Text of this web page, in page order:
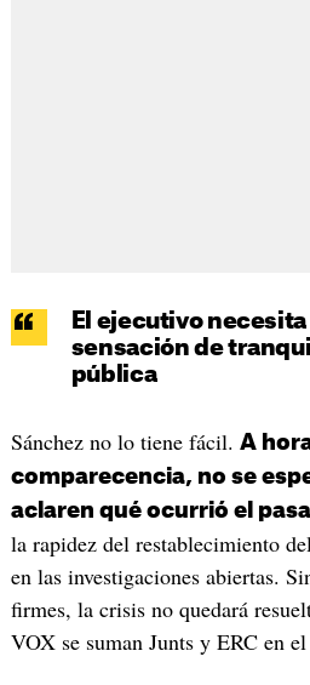
El ejecutivo
sensación de
pública
Sánchez no lo tiene fácil. A
comparecencia, no se
aclaren qué ocurrió el
la rapidez del restablecimiento
en las investigaciones abiertas.
firmes, la crisis no quedará
VOX se suman Junts y ERC en